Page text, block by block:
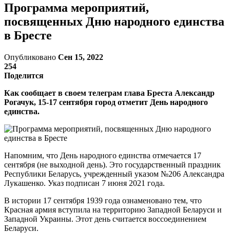
Программа мероприятий,
посвященных Дню народного единства
в Бресте
Опубликовано Сен 15, 2022
254
Поделится
Как сообщает в своем телеграм глава Бреста Александр
Рогачук, 15-17 сентября город отметит День народного
единства.
Напомним, что День народного единства отмечается 17
сентября (не выходной день). Это государственный праздник
Республики Беларусь, учрежденный указом №206 Александра
Лукашенко. Указ подписан 7 июня 2021 года.
В истории 17 сентября 1939 года ознаменовано тем, что
Красная армия вступила на территорию Западной Беларуси и
Западной Украины. Этот день считается воссоединением
Беларуси.